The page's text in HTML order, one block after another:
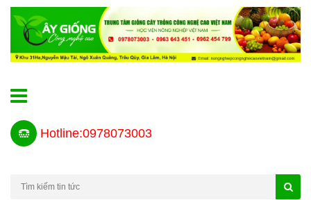
Hotline:0978073003